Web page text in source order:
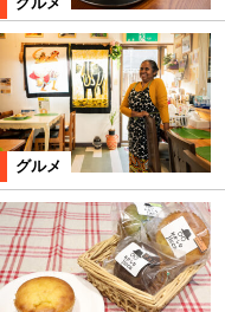
グルメ